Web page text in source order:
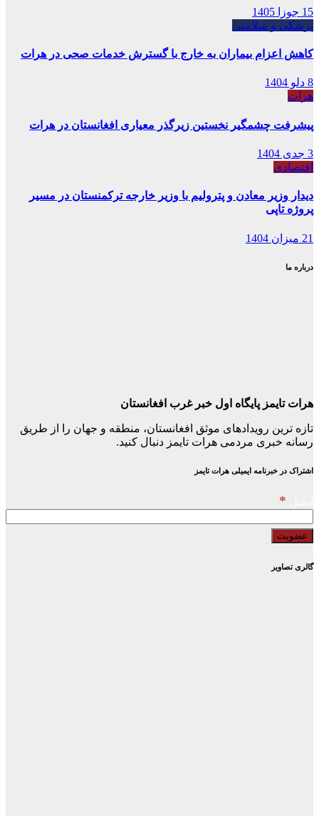
15 جوزا 1405
پزشکی و سلامتی
کاهش اعزام بیماران به خارج با گسترش خدمات صحی در هرات
8 دلو 1404
هرات
پیشرفت چشمگیر نخستین زیرگذر معیاری افغانستان در هرات
3 جدی 1404
اقتصادی
دیدار وزیر معادن و پترولیم با وزیر خارجه ترکمنستان در مسیر
پروژه تاپی
21 میزان 1404
درباره ما
هرات تایمز پایگاه اول خبر غرب افغانستان
تازه ترین رویدادهای موثق افغانستان، منطقه و جهان را از طریق
رسانه خبری مردمی هرات تایمز دنبال کنید.
اشتراک در خبرنامه ایمیلی هرات تایمز
*
گالری تصاویر